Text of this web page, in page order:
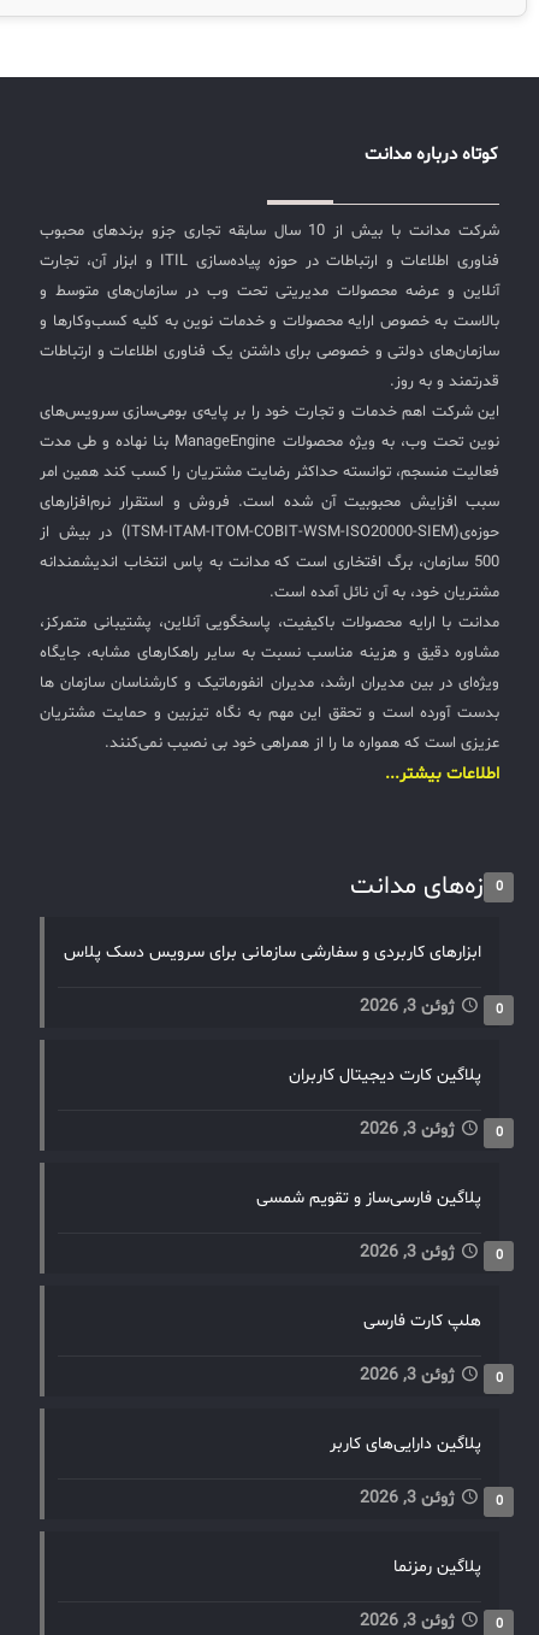
پلاس شمسی‌ساز تقویم شمسی سرویس دسک هلپ‌کارت
حرفه‌ای‌تر فرم لاگین فرم لاگین بازطراحی شده دیتاشیت آماده
آسوده‌تر آموزش+ مدرک آموزش آنلاین/حضوری سرویس
لایسنس نسخه سازمانی بیشتر و بیشتر و بیشتر بخواهید…
کامل‌تر، قوی‌تر و گسترده‌تر استقرار برون‌سپاری کامل
پیاده‌سازی توسعه پکپارچه‌سازی و توسعه محصول مشاوره
ارایه راهکارهای مهندسی ویژگی‌های فارسی‌سازی
ManageEngine ServiceDesk Plus مدانت مزایای
فارسی‌سازی ManageEngine ServiceDesk Plus
تنها به بهبود تجربه کاربری کمک می‌کند، بلکه به سازمان‌ها این
امکان را می‌دهد که از امکانات و قابلیت‌های این ابزار به‌طور
کامل بهره‌برداری کنند. با بهره‌گیری از این نسخه فارسی‌سازی
شده، سازمان‌ها می‌توانند به‌طور مؤثرتر و کارآمدتری خدمات
فناوری اطلاعات خود را مدیریت کنن و چه بهتر این بسته‌ی
جامع را از مدانت تهیه کنید.
کوتاه درباره مدانت
شرکت مدانت با بیش از 10 سال سابقه تجاری جزو برندهای محبوب
فناوری اطلاعات و ارتباطات در حوزه پیاده‌سازی ITIL و ابزار آن، تجارت
آنلاین و عرضه محصولات مدیریتی تحت وب در سازمان‌های متوسط و
بالاست به خصوص ارایه محصولات و خدمات نوین به کلیه کسب‌وکارها و
سازمان‌های دولتی و خصوصی برای داشتن یک فناوری اطلاعات و ارتباطات
قدرتمند و به روز.
این شرکت اهم خدمات و تجارت خود را بر پایه‌ی بومی‌سازی سرویس‌های
نوین تحت وب، به ویژه محصولات ManageEngine بنا نهاده و طی مدت
فعالیت منسجم، توانسته حداکثر رضایت مشتریان را کسب کند همین امر
سبب افزایش محبوبیت آن شده است. فروش و استقرار نرم‌افزارهای
حوزه‌ی(ITSM-ITAM-ITOM-COBIT-WSM-ISO20000-SIEM) در بیش از
500 سازمان، برگ افتخاری است که مدانت به پاس انتخاب اندیشمندانه
مشتریان خود، به آن نائل آمده است.
مدانت با ارایه محصولات باکیفیت، پاسخگویی آنلاین، پشتیبانی متمرکز،
مشاوره دقیق و هزینه مناسب نسبت به سایر راهکارهای مشابه، جایگاه
ویژه‌ای در بین مدیران ارشد، مدیران انفورماتیک و کارشناسان سازمان ها
بدست آورده است و تحقق این مهم به نگاه تیزبین و حمایت مشتریان
عزیزی است که همواره ما را از همراهی خود بی نصیب نمی‌کنند.
اطلاعات بیشتر...
تازه‌های مدانت0
ابزارهای کاربردی و سفارشی سازمانی برای سرویس دسک پلاس
ژوئن 3, 2026 0
پلاگین کارت دیجیتال کاربران
ژوئن 3, 2026 0
پلاگین فارسی‌ساز و تقویم شمسی
ژوئن 3, 2026 0
هلپ کارت فارسی
ژوئن 3, 2026 0
پلاگین دارایی‌های کاربر
ژوئن 3, 2026 0
پلاگین رمزنما
ژوئن 3, 2026 0
سرویس دسک پلاس MSP
AD360
◆
برنامه‌ساز هوشمند App Creator
سامانه مدیریت امنیت اطلاعات
✧
سلف سرویس کاربران
سامانه مدیریت دارایی‌ها [Asset Explorer]
DDI
ManageEngine Malware Protection Plus
سامانه مدیریت دسترسی ممتاز
سامانه مدیریت و مانیتورینگ شبکه
CIs Control
نکته‌های کلیدی برای مدیر انفورماتیک
ITIL & SDP
◆
چارچوب ITIL برای همه
آرشیو دانلودهای مدانت